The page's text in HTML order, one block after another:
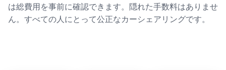
は総費用を事前に確認できます。隠れた手数料はありませ
ん。すべての人にとって公正なカーシェアリングです。